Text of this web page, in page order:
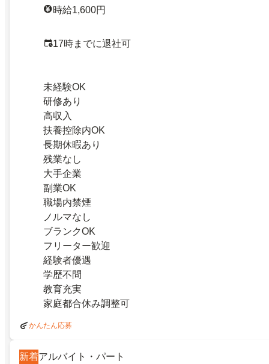
時給1,600円
17時までに退社可
未経験OK
研修あり
高収入
扶養控除内OK
長期休暇あり
残業なし
大手企業
副業OK
職場内禁煙
ノルマなし
ブランクOK
フリーター歓迎
経験者優遇
学歴不問
教育充実
家庭都合休み調整可
かんたん応募
新着アルバイト・パート